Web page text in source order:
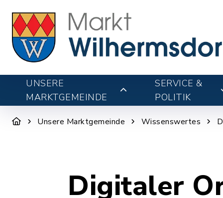
UNSERE
MARKTGEMEINDE
SERVICE &
POLITIK
Unsere Marktgemeinde Wissenswertes
Digitaler